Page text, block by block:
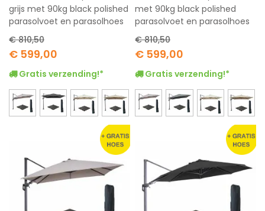
grijs met 90kg black polished
parasolvoet en parasolhoes
Special
Price
€ 599,00
€ 810,50
Gratis verzending!*
met 90kg black polished
parasolvoet en parasolhoes
Special
Price
€ 599,00
€ 810,50
Gratis verzending!*